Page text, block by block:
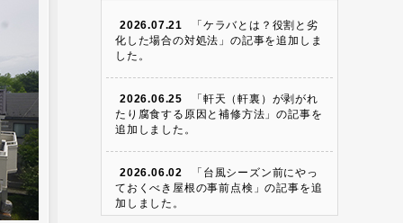
2026.07.21
「ケラバとは？役割と劣
化した場合の対処法」の記事を追加しま
した。
2026.06.25
「軒天（軒裏）が剥がれ
たり腐食する原因と補修方法」の記事を
追加しました。
2026.06.02
「台風シーズン前にやっ
ておくべき屋根の事前点検」の記事を追
加しました。